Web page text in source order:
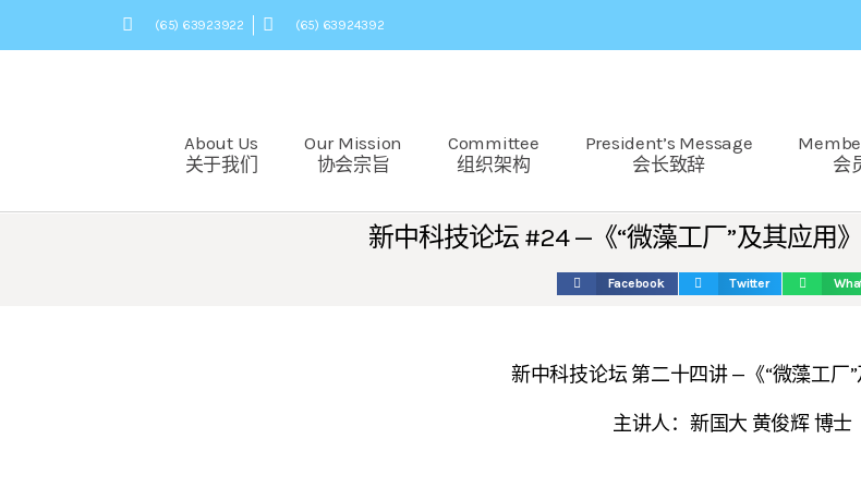
(65) 63923922 (65) 63924392
About Us
关于我们
Our Mission
协会宗旨
Committee
组织架构
President’s Message
会长致辞
会
新中科技论坛 #24 —《“微藻工厂”及其应用
Facebook Twitter
新中科技论坛 第二十四讲 —《“微藻工厂”
主讲人：新国大 黄俊辉 博士